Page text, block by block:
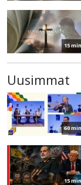
15 min
Uusimmat
60 min
15 min